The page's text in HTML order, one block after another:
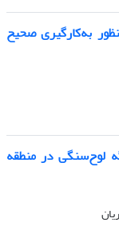
به‌کارگیری صحیح
لوح‌سنگی در منطقه